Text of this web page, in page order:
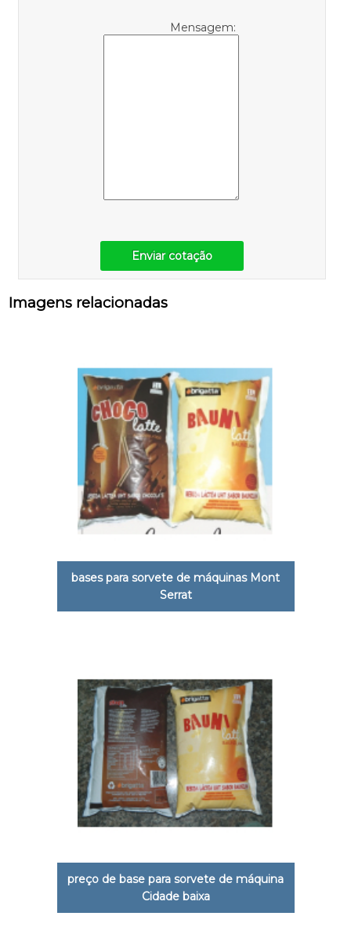
Mensagem:
Enviar cotação
Imagens relacionadas
bases para sorvete de máquinas Mont
Serrat
preço de base para sorvete de máquina
Cidade baixa